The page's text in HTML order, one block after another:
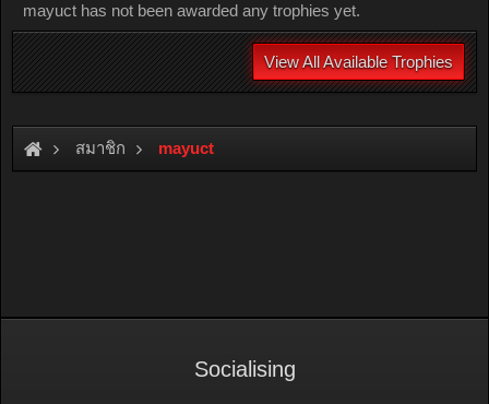
mayuct has not been awarded any trophies yet.
View All Available Trophies
สมาชิก mayuct
Socialising